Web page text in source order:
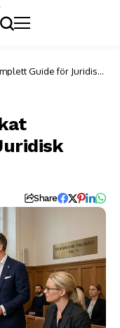
Guide för Juridisk
Share